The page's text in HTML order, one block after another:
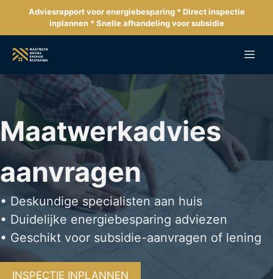
de
inhoud
Adviesrapport voor energiebesparing * Direct inspectie
inplannen * Snelle afhandeling voor subsidie
Maatwerkadvies
aanvragen
• Deskundige specialisten aan huis
• Duidelijke energiebesparing adviezen
• Geschikt voor subsidie-aanvragen of lening
INSPECTIE INPLANNEN